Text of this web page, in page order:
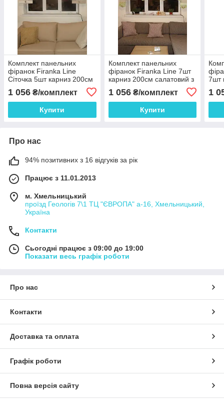
Комплект панельних
фіранок Firanka Line
Сіточка 5шт карниз 200см
(12_6п)
1 056 ₴/комплект
Купити
Комплект панельних
фіранок Firanka Line 7шт
карниз 200см салатовий з
1 056₴/комплект
Купити
7шт
1
Про нас
94% позитивних з 16 відгуків за рік
Працює з 11.01.2013
м. Хмельницький
проїзд Геологів 7\1 ТЦ "ЄВРОПА" а-16, Хмельницький,
Україна
Контакти
Сьогодні працює з 09:00 до 19:00
Показати весь графік роботи
Про нас
Контакти
Доставка та оплата
Графік роботи
Повна версія сайту